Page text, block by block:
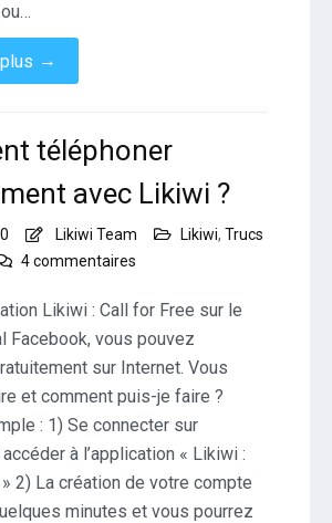
→
téléphoner
avec Likiwi ?
Likiwi Team Likiwi, Trucs
4 commentaires
téléphoner
avec
Likiwi
?
Likiwi : Call for Free sur le
Facebook, vous pouvez
sur Internet. Vous
et comment puis-je faire ?
: 1) Se connecter sur
à l’application « Likiwi :
2) La création de votre compte
minutes et vous pourrez